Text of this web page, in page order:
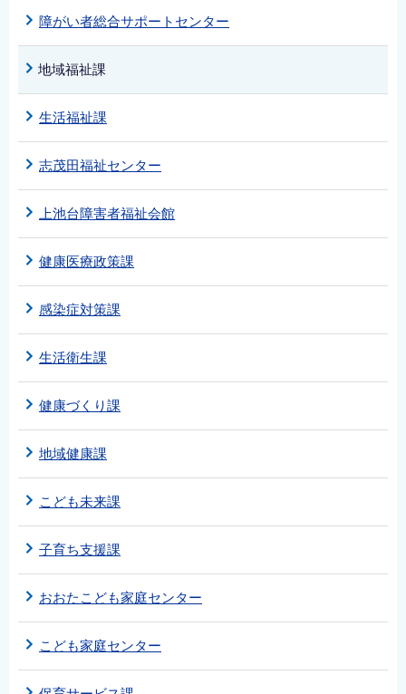
障がい者総合サポートセンター
地域福祉課
生活福祉課
志茂田福祉センター
上池台障害者福祉会館
健康医療政策課
感染症対策課
生活衛生課
健康づくり課
地域健康課
こども未来課
子育ち支援課
おおたこども家庭センター
こども家庭センター